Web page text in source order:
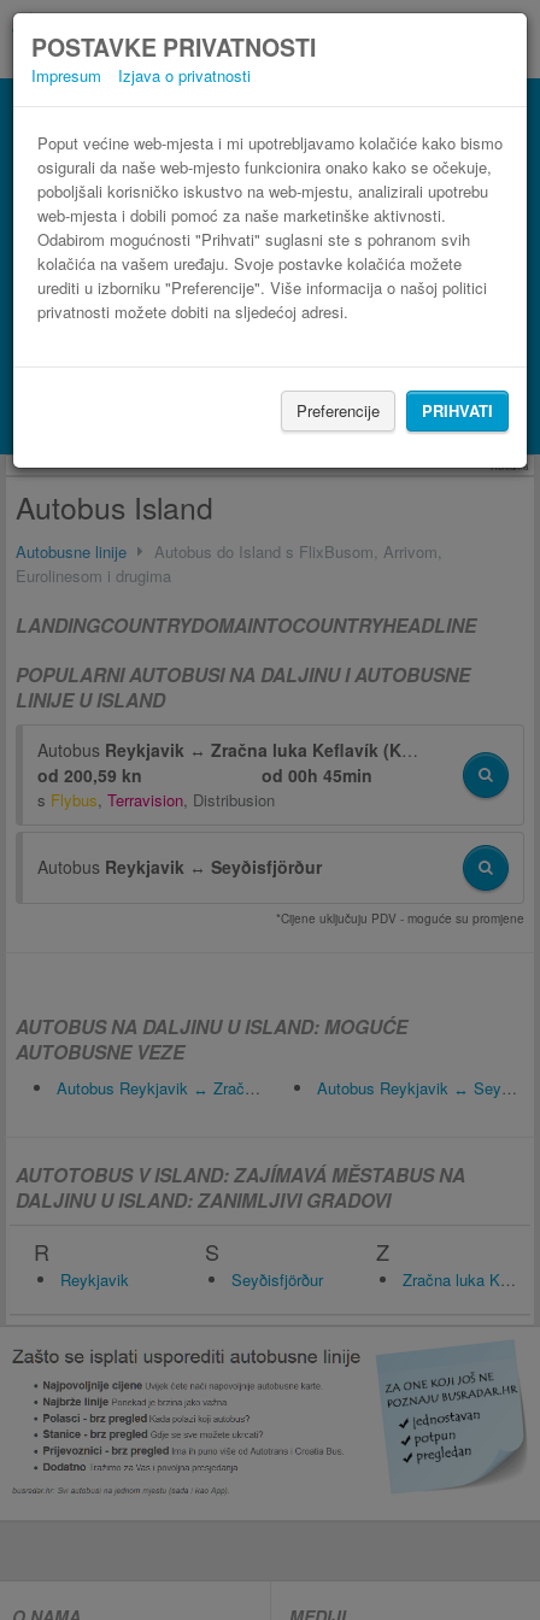
POSTAVKE PRIVATNOSTI
Impresum Izjava o privatnosti
Poput većine web-mjesta i mi upotrebljavamo kolačiće kako bismo
osigurali da naše web-mjesto funkcionira onako kako se očekuje,
poboljšali korisničko iskustvo na web-mjestu, analizirali upotrebu
web-mjesta i dobili pomoć za naše marketinške aktivnosti.
Odabirom mogućnosti "Prihvati" suglasni ste s pohranom svih
kolačića na vašem uređaju. Svoje postavke kolačića možete
urediti u izborniku "Preferencije". Više informacija o našoj politici
privatnosti možete dobiti na sljedećoj adresi.
Preferencije PRIHVATI
Autobus Island
3 koraka do najpovoljnije autobusne karte
Potraži smještaj s Booking.com
Reklama
Autobus Island
Autobusne linije
Autobus do Island s FlixBusom, Arrivom,
Eurolinesom i drugima
LANDINGCOUNTRYDOMAINTOCOUNTRYHEADLINE
POPULARNI AUTOBUSI NA DALJINU I AUTOBUSNE
LINIJE U ISLAND
Autobus Reykjavik ↔ Zračna luka Keflavík (KEF)
od 200,59 kn
od 00h 45min
s Flybus, Terravision, Distribusion
Autobus Reykjavik ↔ Seyðisfjörður
*Cijene uključuju PDV - moguće su promjene
AUTOBUS NA DALJINU U ISLAND: MOGUĆE
AUTOBUSNE VEZE
Autobus Reykjavik ↔ Zračna luka Keflavík (KEF) Autobus Reykjavik ↔ Seyðisfjörður
AUTOTOBUS V ISLAND: ZAJÍMAVÁ MĚSTABUS NA
DALJINU U ISLAND: ZANIMLJIVI GRADOVI
R
Reykjavik
S
Seyðisfjörður
Z
Zračna luka Keflavík (KEF)